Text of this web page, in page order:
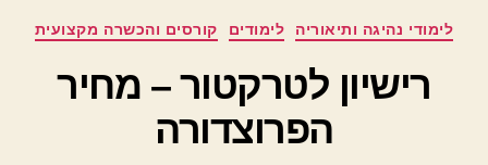
קטגוריות לימודי נהיגה ותיאוריה לימודים קורסים והכשרה מקצועית
רישיון לטרקטור – מחיר
הפרוצדורה